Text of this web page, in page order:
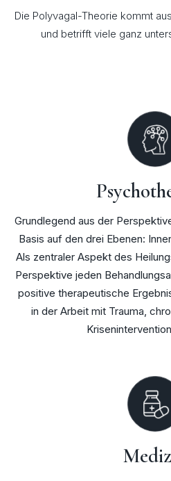
Die Polyvagal-Theorie kommt
und betrifft viele ganz
Grundlegend aus der
Basis auf den drei Ebenen:
Als zentraler Aspekt des
Perspektive jeden
positive therapeutische
in der Arbeit mit Trauma,